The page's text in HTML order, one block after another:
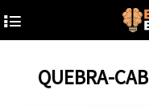
4
QUEBRA-